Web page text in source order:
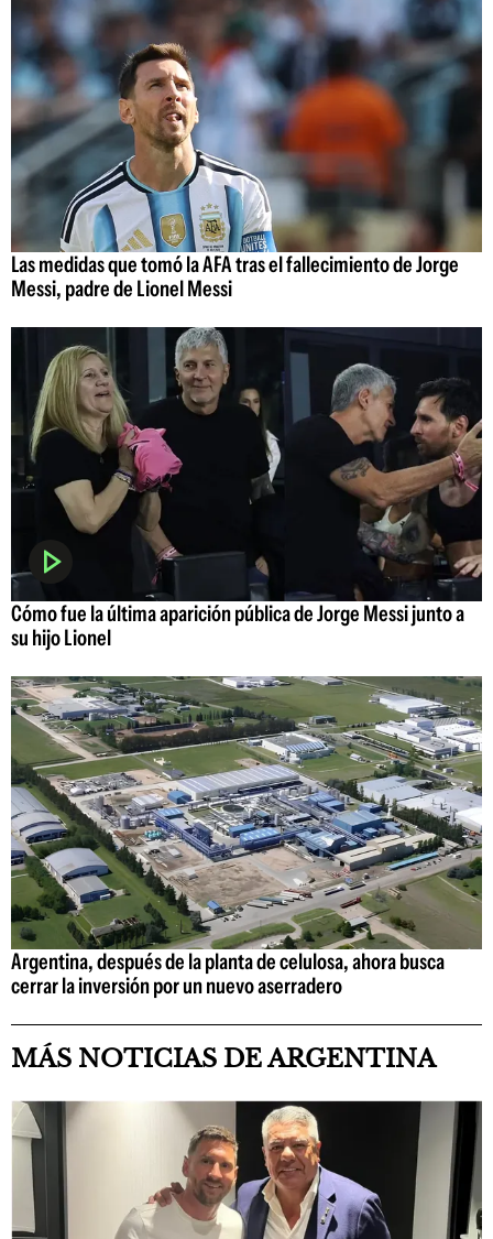
Las medidas que tomó la AFA tras el fallecimiento de Jorge
Messi, padre de Lionel Messi
Cómo fue la última aparición pública de Jorge Messi junto a
su hijo Lionel
Argentina, después de la planta de celulosa, ahora busca
cerrar la inversión por un nuevo aserradero
MÁS NOTICIAS DE ARGENTINA